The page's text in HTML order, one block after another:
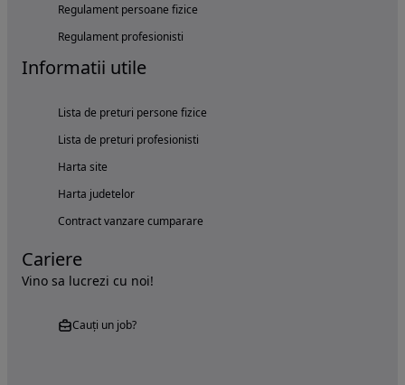
Regulament persoane fizice
Regulament profesionisti
Informatii utile
Lista de preturi persone fizice
Lista de preturi profesionisti
Harta site
Harta judetelor
Contract vanzare cumparare
Cariere
Vino sa lucrezi cu noi!
Cauți un job?